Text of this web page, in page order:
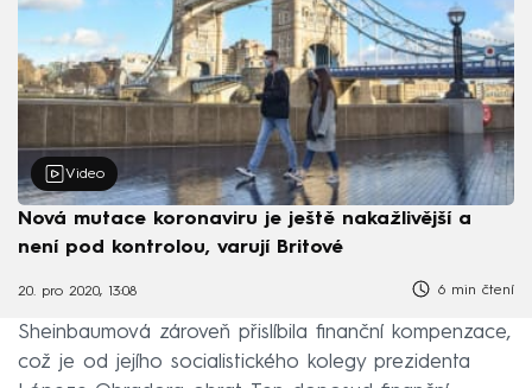
Video
Nová mutace koronaviru je ještě nakažlivější a
není pod kontrolou, varují Britové
20. pro 2020, 13:08 6 min čtení
Sheinbaumová zároveň přislíbila finanční kompenzace,
což je od jejího socialistického kolegy prezidenta